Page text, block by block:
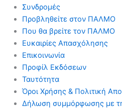
Συνδρομές
Προβληθείτε στον ΠΑΛΜΟ
Που θα βρείτε τον ΠΑΛΜΟ
Ευκαιρίες Απασχόλησης
Επικοινωνία
Προφίλ Εκδόσεων
Ταυτότητα
Όροι Χρήσης & Πολιτική
Δήλωση συμμόρφωσης με